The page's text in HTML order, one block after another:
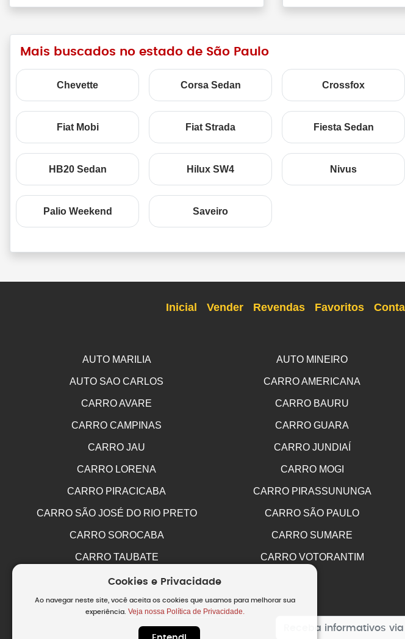
Mais buscados no estado de São Paulo
Chevette Corsa Sedan Crossfox
Fiat Mobi Fiat Strada Fiesta Sedan
HB20 Sedan Hilux SW4 Nivus
Palio Weekend Saveiro
Inicial Vender Revendas Favoritos
AUTO MARILIA AUTO MINEIRO
AUTO SAO CARLOS CARRO AMERICANA
CARRO AVARE CARRO BAURU
CARRO CAMPINAS CARRO GUARA
CARRO JAU CARRO JUNDIAÍ
CARRO LORENA CARRO MOGI
CARRO PIRACICABA CARRO PIRASSUNUNGA
CARRO SÃO JOSÉ DO RIO PRETO CARRO SÃO PAULO
CARRO SOROCABA CARRO SUMARE
CARRO TAUBATE CARRO VOTORANTIM
Cookies e Privacidade
Ao navegar neste site, você aceita os cookies que usamos para melhorar sua
experiência. Veja nossa Política de Privacidade.